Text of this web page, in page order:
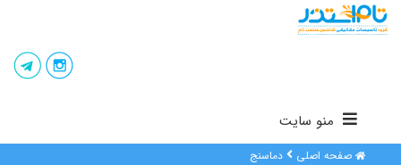
منو سایت
صفحه اصلی دماسنج